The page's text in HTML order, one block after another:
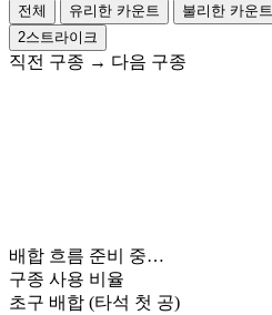
전체 유리한 카운트 불리한 카운트
2스트라이크
직전 구종 → 다음 구종
배합 흐름 준비 중…
구종 사용 비율
초구 배합 (타석 첫 공)